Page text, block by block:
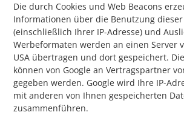
Die durch Cookies und Web Beacons
Informationen über die Benutzung
(einschließlich Ihrer IP-Adresse) und
Werbeformaten werden an einen Server
USA übertragen und dort gespeichert.
können von Google an Vertragspartner
gegeben werden. Google wird Ihre IP-
mit anderen von Ihnen gespeicherten
zusammenführen.